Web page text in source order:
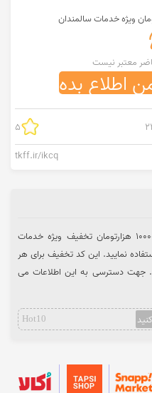
معتبر نیست
اطلاع بده
5
tkff.ir/ikcq
با وارد کردن کد تخفیف می توانید از 10000 هزارتومان تخفیف ویژه خدمات
نمایید. این کد تخفیف برای هر
جهت دسترسی به این اطلاعات می
Hot10